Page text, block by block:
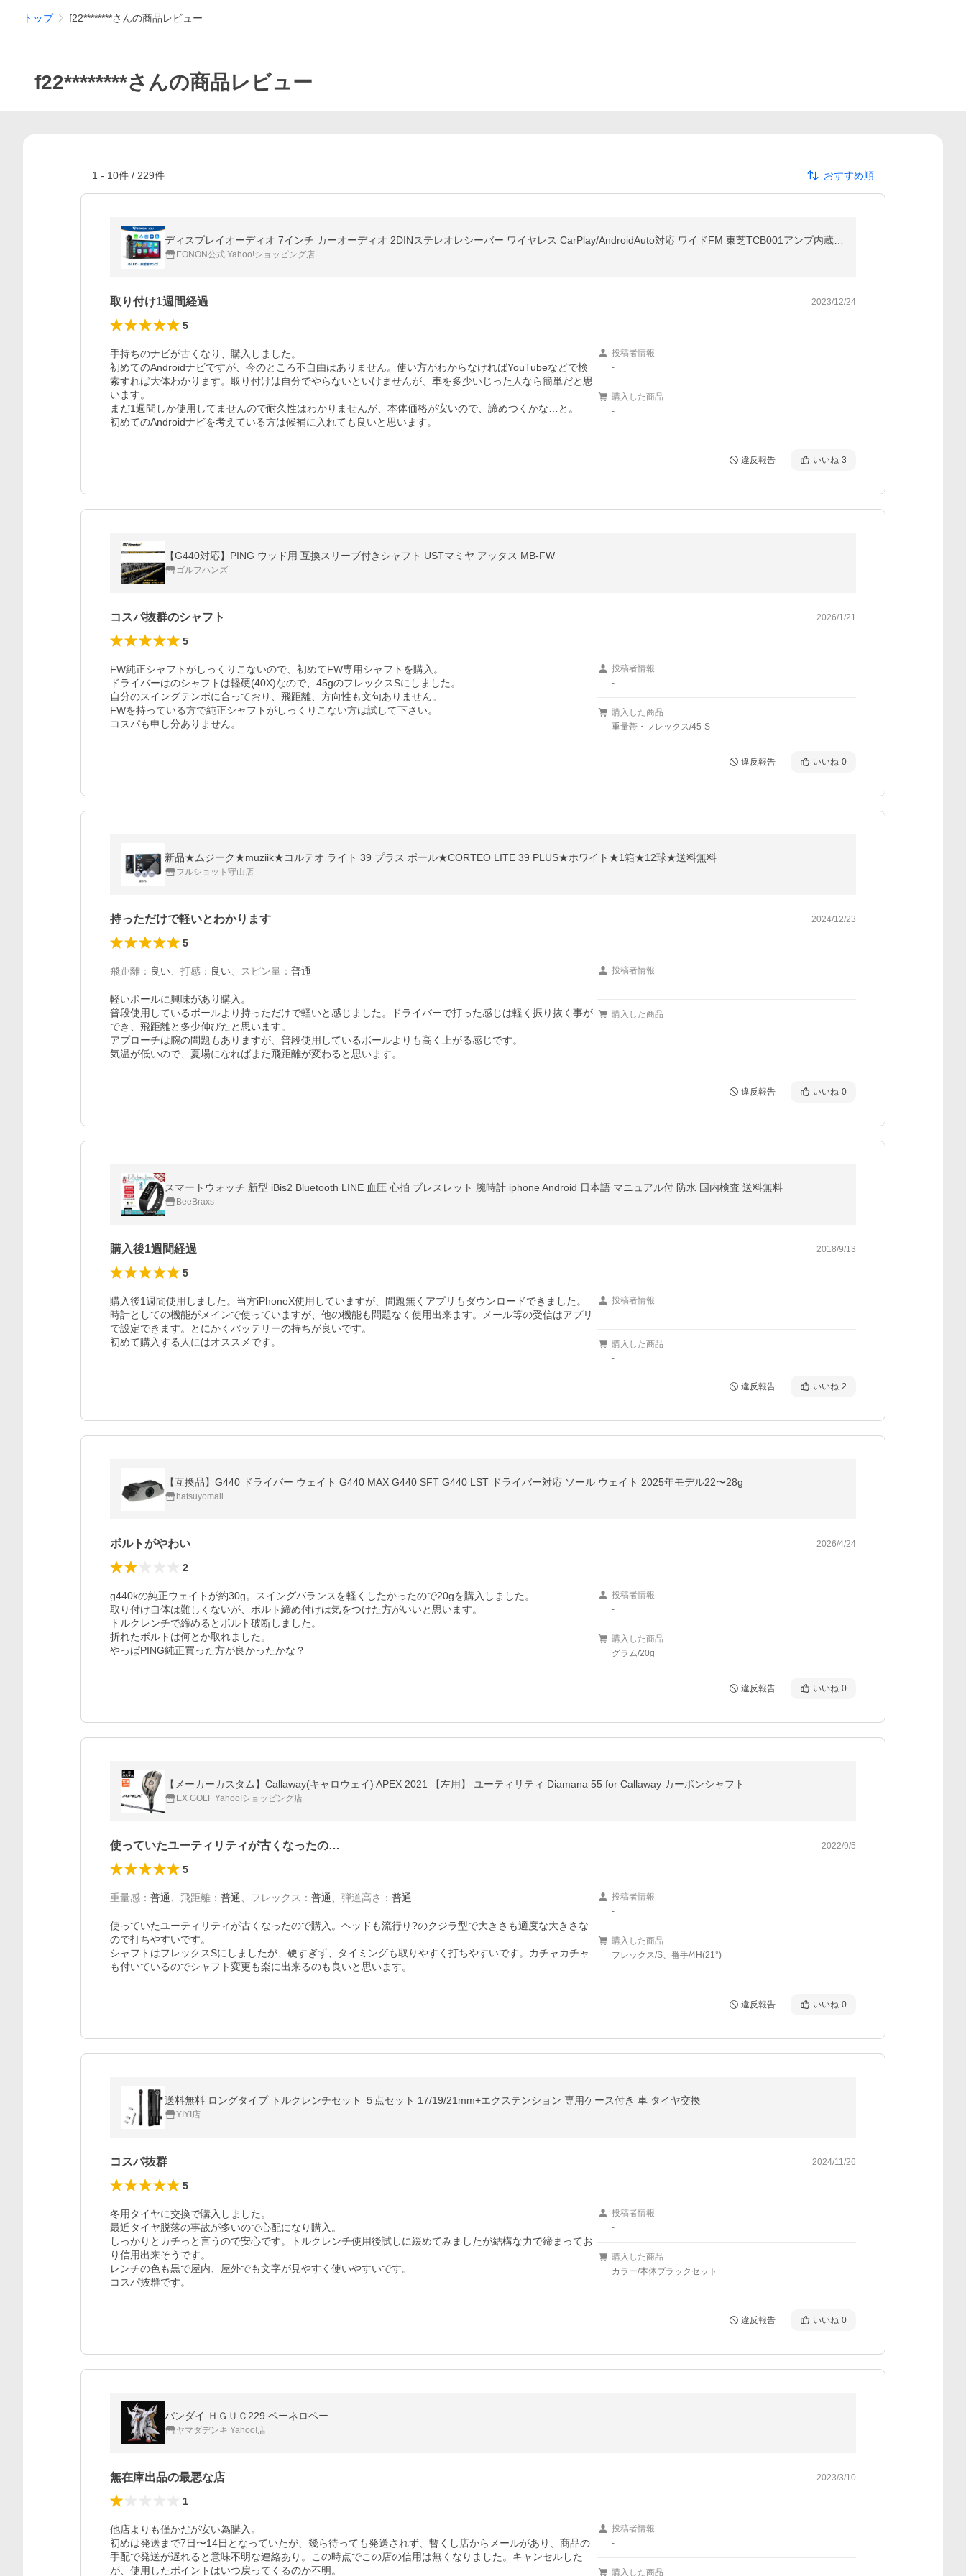
トップ f22********さんの商品レビュー
f22********さんの商品レビュー
1 - 10件 / 229件 おすすめ順
EONON公式 Yahoo!ショッピング店
取り付け1週間経過 2023/12/24
5
手持ちのナビが古くなり、購入しました。
初めてのAndroidナビですが、今のところ不自由はありません。使い方がわからなければYouTubeなどで検
索すれば大体わかります。取り付けは自分でやらないといけませんが、車を多少いじった人なら簡単だと思
います。
まだ1週間しか使用してませんので耐久性はわかりませんが、本体価格が安いので、諦めつくかな…と。
初めてのAndroidナビを考えている方は候補に入れても良いと思います。
投稿者情報
-
購入した商品
-
違反報告 いいね 3
【G440対応】PING ウッド用 互換スリーブ付きシャフト USTマミヤ アッタス MB-FW
ゴルフハンズ
コスパ抜群のシャフト 2026/1/21
5
FW純正シャフトがしっくりこないので、初めてFW専用シャフトを購入。
ドライバーはのシャフトは軽硬(40X)なので、45gのフレックスSにしました。
自分のスイングテンポに合っており、飛距離、方向性も文句ありません。
FWを持っている方で純正シャフトがしっくりこない方は試して下さい。
コスパも申し分ありません。
投稿者情報
-
購入した商品
重量帯・フレックス/45-S
違反報告 いいね 0
新品★ムジーク★muziik★コルテオ ライト 39 プラス ボール★CORTEO LITE 39 PLUS★ホワイト★1箱★12球★送料無料
フルショット守山店
持っただけで軽いとわかります 2024/12/23
5
飛距離 ： 良い 打感 ： 良い スピン量 ： 普通
軽いボールに興味があり購入。
普段使用しているボールより持っただけで軽いと感じました。ドライバーで打った感じは軽く振り抜く事が
でき、飛距離と多少伸びたと思います。
アプローチは腕の問題もありますが、普段使用しているボールよりも高く上がる感じです。
気温が低いので、夏場になればまた飛距離が変わると思います。
投稿者情報
-
購入した商品
-
違反報告 いいね 0
スマートウォッチ 新型 iBis2 Bluetooth LINE 血圧 心拍 ブレスレット 腕時計 iphone Android 日本語 マニュアル付 防水 国内検査 送料無料
BeeBraxs
購入後1週間経過 2018/9/13
5
購入後1週間使用しました。当方iPhoneX使用していますが、問題無くアプリもダウンロードできました。
時計としての機能がメインで使っていますが、他の機能も問題なく使用出来ます。メール等の受信はアプリ
で設定できます。とにかくバッテリーの持ちが良いです。
初めて購入する人にはオススメです。
投稿者情報
-
購入した商品
-
違反報告 いいね 2
【互換品】G440 ドライバー ウェイト G440 MAX G440 SFT G440 LST ドライバー対応 ソール ウェイト 2025年モデル22〜28g
hatsuyomall
ボルトがやわい 2026/4/24
2
g440kの純正ウェイトが約30g。スイングバランスを軽くしたかったので20gを購入しました。
取り付け自体は難しくないが、ボルト締め付けは気をつけた方がいいと思います。
トルクレンチで締めるとボルト破断しました。
折れたボルトは何とか取れました。
やっぱPING純正買った方が良かったかな？
投稿者情報
-
購入した商品
グラム/20g
違反報告 いいね 0
【メーカーカスタム】Callaway(キャロウェイ) APEX 2021 【左用】 ユーティリティ Diamana 55 for Callaway カーボンシャフト
EX GOLF Yahoo!ショッピング店
使っていたユーティリティが古くなったの… 2022/9/5
5
重量感 ： 普通 飛距離 ： 普通 フレックス ： 普通 弾道高さ ： 普通
使っていたユーティリティが古くなったので購入。ヘッドも流行り?のクジラ型で大きさも適度な大きさな
ので打ちやすいです。
シャフトはフレックスSにしましたが、硬すぎず、タイミングも取りやすく打ちやすいです。カチャカチャ
も付いているのでシャフト変更も楽に出来るのも良いと思います。
投稿者情報
-
購入した商品
フレックス/S、番手/4H(21°)
違反報告 いいね 0
送料無料 ロングタイプ トルクレンチセット ５点セット 17/19/21mm+エクステンション 専用ケース付き 車 タイヤ交換
YIYI店
コスパ抜群 2024/11/26
5
冬用タイヤに交換で購入しました。
最近タイヤ脱落の事故が多いので心配になり購入。
しっかりとカチっと言うので安心です。トルクレンチ使用後試しに緩めてみましたが結構な力で締まってお
り信用出来そうです。
レンチの色も黒で屋内、屋外でも文字が見やすく使いやすいです。
コスパ抜群です。
投稿者情報
-
購入した商品
カラー/本体ブラックセット
違反報告 いいね 0
バンダイ ＨＧＵＣ229 ペーネロペー
ヤマダデンキ Yahoo!店
無在庫出品の最悪な店 2023/3/10
1
他店よりも僅かだが安い為購入。
初めは発送まで7日〜14日となっていたが、幾ら待っても発送されず、暫くし店からメールがあり、商品の
手配で発送が遅れると意味不明な連絡あり。この時点でこの店の信用は無くなりました。キャンセルした
が、使用したポイントはいつ戻ってくるのか不明。
投稿者情報
-
購入した商品